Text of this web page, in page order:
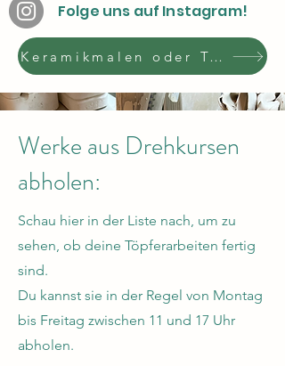
Folge uns auf Instagram!
Keramikmalen oder Töpferkurs buchen
Werke aus Drehkursen
abholen:
Schau hier in der Liste nach, um zu
sehen, ob deine Töpferarbeiten fertig
sind.
Du kannst sie in der Regel von Montag
bis Freitag zwischen 11 und 17 Uhr
abholen.